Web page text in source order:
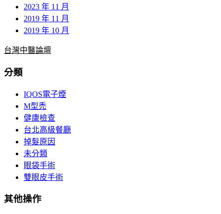
2023 年 11 月
2019 年 11 月
2019 年 10 月
台灣中醫論壇
分類
IQOS電子煙
M型禿
健康檢查
台北高級餐廳
掉髮原因
未分類
眼袋手術
雙眼皮手術
其他操作